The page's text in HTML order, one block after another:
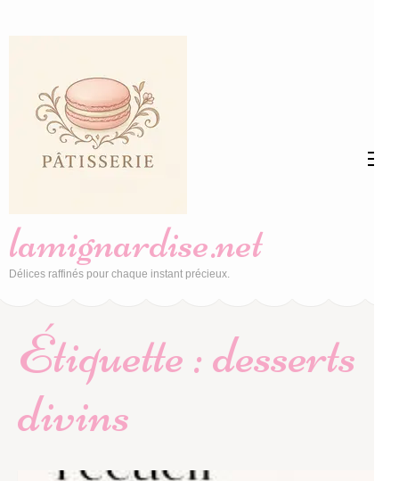
(Pressez
Entrée)
lamignardise.net
Délices raffinés pour chaque instant précieux.
Étiquette :desserts
divins